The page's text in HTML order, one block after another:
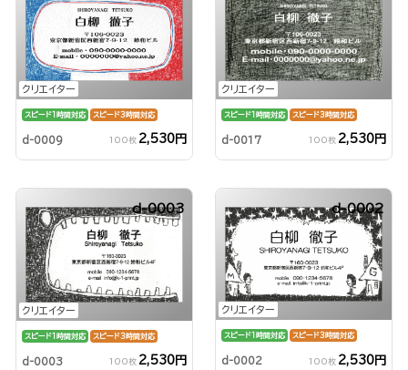
クリエイター
スピード1時間対応 スピード3時間対応
d-0009 100枚 2,530円
クリエイター
スピード1時間対応 スピード3時間対応
d-0017 100枚 2,530円
クリエイター
d-0003
スピード1時間対応 スピード3時間対応
d-0003 100枚 2,530円
クリエイター
d-0002
スピード1時間対応 スピード3時間対応
d-0002 100枚 2,530円